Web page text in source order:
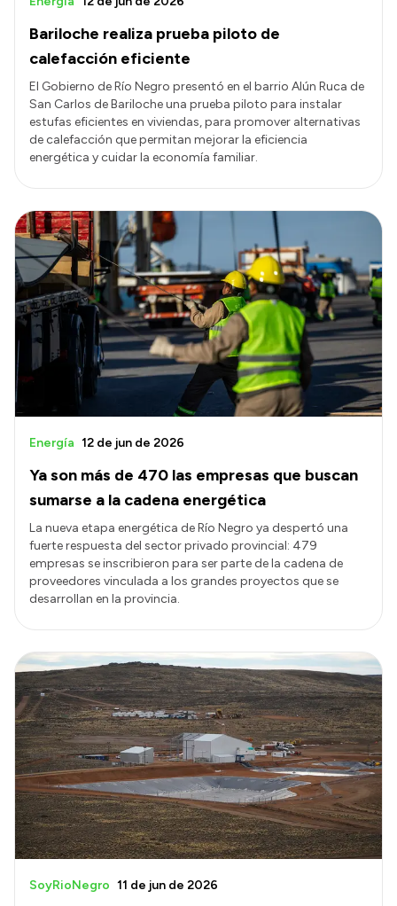
Bariloche realiza prueba piloto de
calefacción eficiente
El Gobierno de Río Negro presentó en el barrio Alún Ruca de
San Carlos de Bariloche una prueba piloto para instalar
estufas eficientes en viviendas, para promover alternativas
de calefacción que permitan mejorar la eficiencia
energética y cuidar la economía familiar.
Ya son más de 470 las empresas que buscan
sumarse a la cadena energética
Energía 12 de jun de 2026
La nueva etapa energética de Río Negro ya despertó una
fuerte respuesta del sector privado provincial: 479
empresas se inscribieron para ser parte de la cadena de
proveedores vinculada a los grandes proyectos que se
desarrollan en la provincia.
SoyRioNegro 11 de jun de 2026